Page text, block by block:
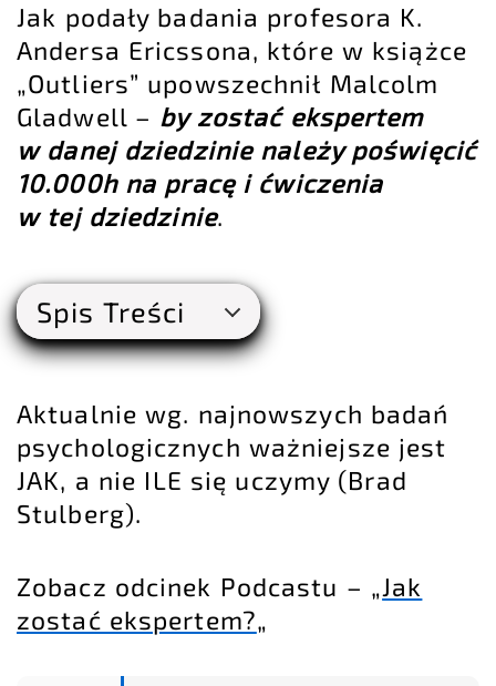
Jak podały badania profesora K.
Andersa Ericssona, które w książce
„Outliers” upowszechnił Malcolm
Gladwell – by zostać ekspertem
w danej dziedzinie należy poświęcić
10.000h na pracę i ćwiczenia
w tej dziedzinie.
Spis Treści
Aktualnie wg. najnowszych badań
psychologicznych ważniejsze jest
JAK, a nie ILE się uczymy (Brad
Stulberg).
Zobacz odcinek Podcastu – „Jak
zostać ekspertem?„